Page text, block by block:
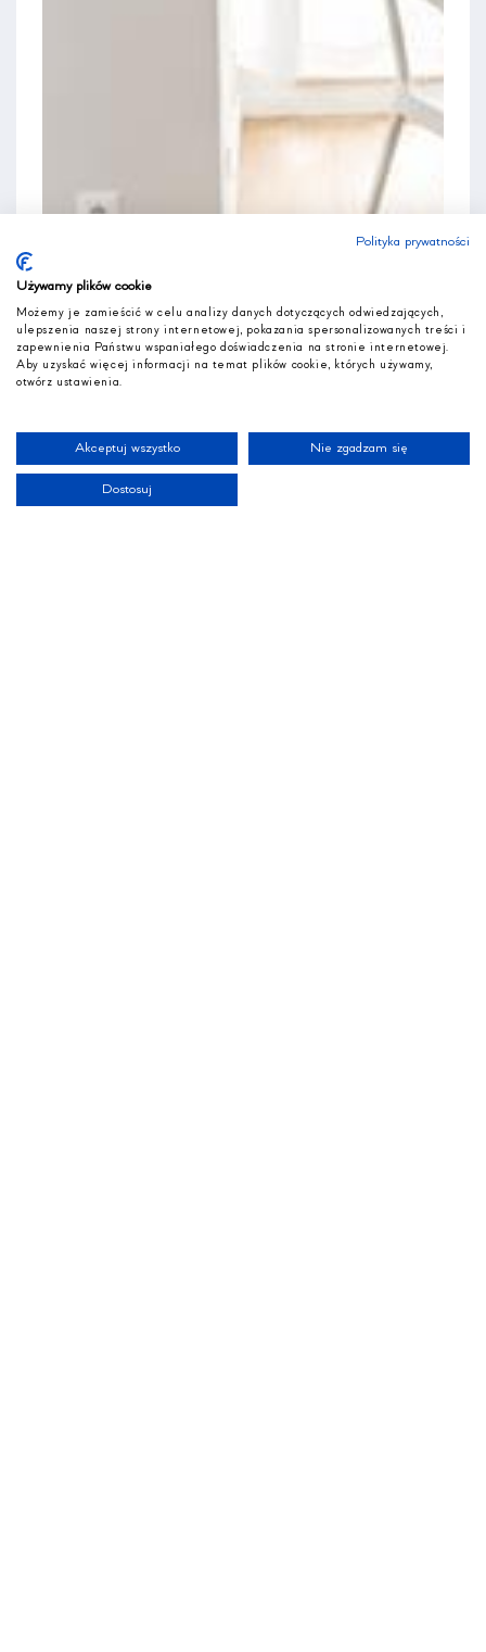
Polityka prywatności
Używamy plików cookie
Możemy je zamieścić w celu analizy danych dotyczących odwiedzających,
ulepszenia naszej strony internetowej, pokazania spersonalizowanych treści i
zapewnienia Państwu wspaniałego doświadczenia na stronie internetowej.
Aby uzyskać więcej informacji na temat plików cookie, których używamy,
otwórz ustawienia.
Akceptuj wszystko Nie zgadzam się
Dostosuj